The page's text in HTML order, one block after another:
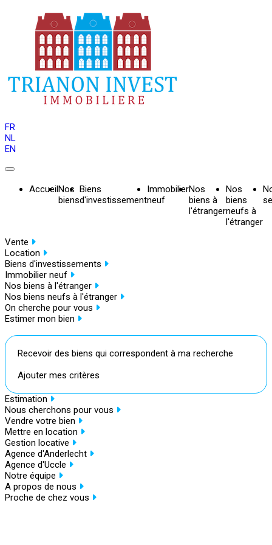
FR
NL
EN
AccueilNos
biens
Biens
d'investissement
Immobilier
neuf
Nos
biens à
l'étranger
Nos
biens
neufs à
l'étranger
Vente
Location
Biens d'investissements
Immobilier neuf
Nos biens à l'étranger
Nos biens neufs à l'étranger
On cherche pour vous
Estimer mon bien
Recevoir des biens qui correspondent à ma recherche
Ajouter mes critères
Estimation
Nous cherchons pour vous
Vendre votre bien
Mettre en location
Gestion locative
Agence d'Anderlecht
Agence d'Uccle
Notre équipe
A propos de nous
Proche de chez vous